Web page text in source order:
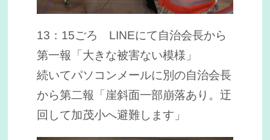
13：15ごろ LINEにて自治会長から
第一報「大きな被害ない模様」
続いてパソコンメールに別の自治会長
から第二報「崖斜面一部崩落あり。迂
回して加茂小へ避難します」